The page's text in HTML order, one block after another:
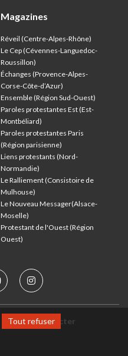
Magazines
Réveil (Centre-Alpes-Rhône)
Le Cep (Cévennes-Languedoc-
Roussillon)
Échanges (Provence-Alpes-
Corse-Côte-d’Azur)
Ensemble (Région Sud-Ouest)
Paroles protestantes Est (Est-
Montbéliard)
Paroles protestantes Paris
(Région parisienne)
Liens protestants (Nord-
Normandie)
Le Ralliement (Consistoire de
Mulhouse)
Le Nouveau Messager(Alsace-
Moselle)
Protestant de l'Ouest (Région
Ouest)
Nous contacter
Tout refuser